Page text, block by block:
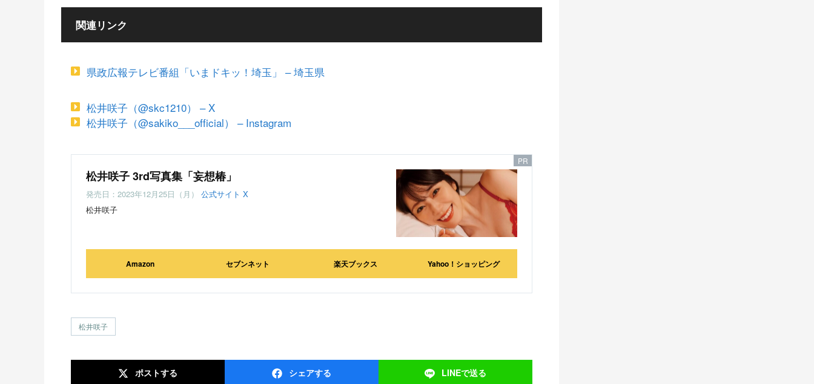
関連リンク
県政広報テレビ番組「いまドキッ！埼玉」 – 埼玉県
松井咲子（@skc1210） – X
松井咲子（@sakiko___official） – Instagram
松井咲子 3rd写真集「妄想椿」
発売日：2023年12月25日（月） 公式サイト X
松井咲子
Amazon セブンネット 楽天ブックス Yahoo！ショッピング
松井咲子
ポストする シェアする LINEで送る